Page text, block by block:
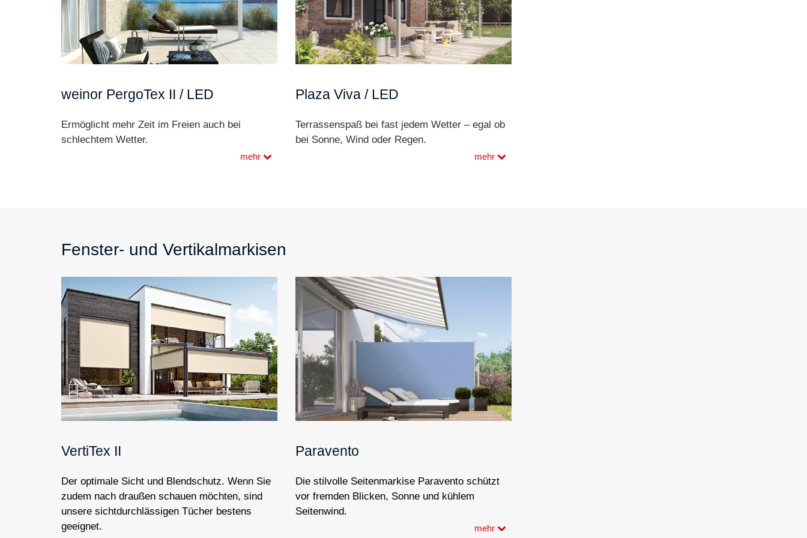
weinor PergoTex II / LED
Ermöglicht mehr Zeit im Freien auch bei
schlechtem Wetter.
mehr
Plaza Viva / LED
Terrassenspaß bei fast jedem Wetter – egal ob
bei Sonne, Wind oder Regen.
mehr
Fenster- und Vertikalmarkisen
VertiTex II
Der optimale Sicht und Blendschutz. Wenn Sie
zudem nach draußen schauen möchten, sind
unsere sichtdurchlässigen Tücher bestens
geeignet.
Paravento
Die stilvolle Seitenmarkise Paravento schützt
vor fremden Blicken, Sonne und kühlem
Seitenwind.
mehr